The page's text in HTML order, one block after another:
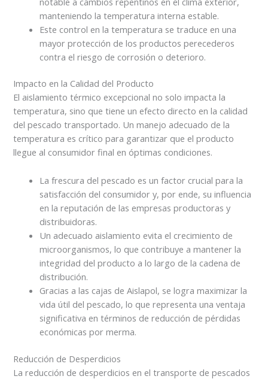
manteniendo la temperatura interna estable.
Este control en la temperatura se traduce en una
mayor protección de los productos perecederos
contra el riesgo de corrosión o deterioro.
Impacto en la Calidad del Producto
El aislamiento térmico excepcional no solo impacta la
temperatura, sino que tiene un efecto directo en la calidad
del pescado transportado. Un manejo adecuado de la
temperatura es crítico para garantizar que el producto
llegue al consumidor final en óptimas condiciones.
La frescura del pescado es un factor crucial para la
satisfacción del consumidor y, por ende, su influencia
en la reputación de las empresas productoras y
distribuidoras.
Un adecuado aislamiento evita el crecimiento de
microorganismos, lo que contribuye a mantener la
integridad del producto a lo largo de la cadena de
distribución.
Gracias a las cajas de Aislapol, se logra maximizar la
vida útil del pescado, lo que representa una ventaja
significativa en términos de reducción de pérdidas
económicas por merma.
Reducción de Desperdicios
La reducción de desperdicios en el transporte de pescados